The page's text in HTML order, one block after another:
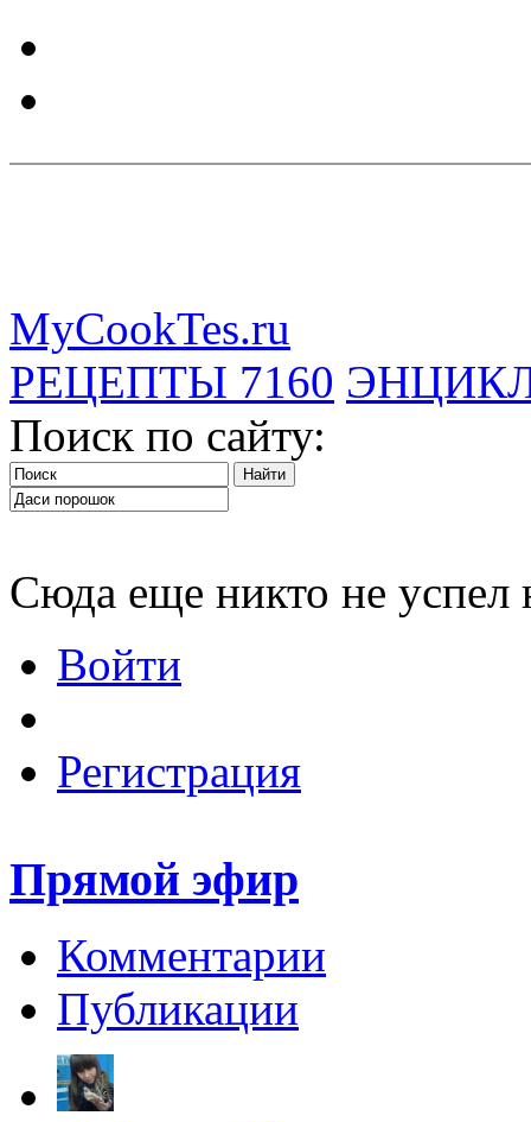
MyCookTes.ru
РЕЦЕПТЫ 7160
Поиск по сайту:
Сюда еще никто не успел
Войти
Регистрация
Прямой эфир
Комментарии
Публикации